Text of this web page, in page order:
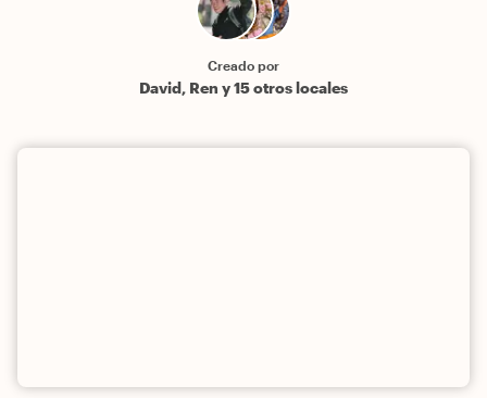
Creado por
David, Ren y 15 otros locales